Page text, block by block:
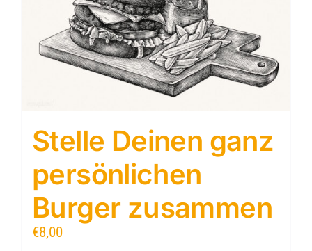
Stelle Deinen ganz
persönlichen
Burger zusammen
€8,00